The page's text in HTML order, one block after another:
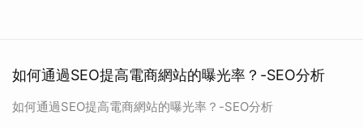
如何通過SEO提高電商網站的曝光率？-SEO分析
如何通過SEO提高電商網站的曝光率？-SEO分析